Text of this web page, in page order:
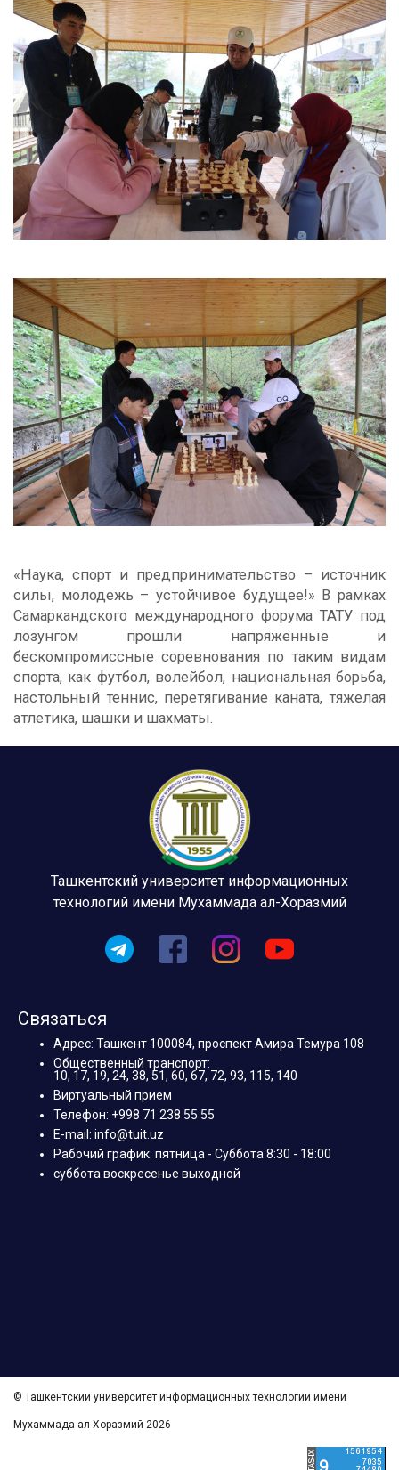
«Наука, спорт и предпринимательство – источник
силы, молодежь – устойчивое будущее!» В рамках
Самаркандского международного форума ТАТУ под
лозунгом прошли напряженные и
бескомпромиссные соревнования по таким видам
спорта, как футбол, волейбол, национальная борьба,
настольный теннис, перетягивание каната, тяжелая
атлетика, шашки и шахматы.
Ташкентский университет информационных
технологий имени Мухаммада ал-Хоразмий
Связаться
Адрес: Ташкент 100084, проспект Амира Темура 108
Общественный транспорт:
10, 17, 19, 24, 38, 51, 60, 67, 72, 93, 115, 140
Виртуальный прием
Телефон: +998 71 238 55 55
E-mail: info@tuit.uz
Рабочий график: пятница - Суббота 8:30 - 18:00
суббота воскресенье выходной
© Ташкентский университет информационных технологий имени
Мухаммада ал-Хоразмий 2026